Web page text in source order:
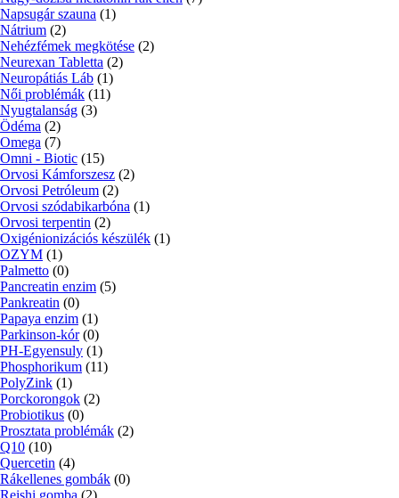
Napsugár szauna (1)
Nátrium (2)
Nehézfémek megkötése (2)
Neurexan Tabletta (2)
Neuropátiás Láb (1)
Női problémák (11)
Nyugtalanság (3)
Ödéma (2)
Omega (7)
Omni - Biotic (15)
Orvosi Kámforszesz (2)
Orvosi Petróleum (2)
Orvosi szódabikarbóna (1)
Orvosi terpentin (2)
Oxigénionizációs készülék (1)
OZYM (1)
Palmetto (0)
Pancreatin enzim (5)
Pankreatin (0)
Papaya enzim (1)
Parkinson-kór (0)
PH-Egyensuly (1)
Phosphorikum (11)
PolyZink (1)
Porckorongok (2)
Probiotikus (0)
Prosztata problémák (2)
Q10 (10)
Quercetin (4)
Rákellenes gombák (0)